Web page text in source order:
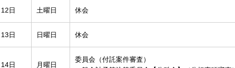
日 土曜日 休会
日 日曜日 休会
日 月曜日
委員会（付託案件審査）